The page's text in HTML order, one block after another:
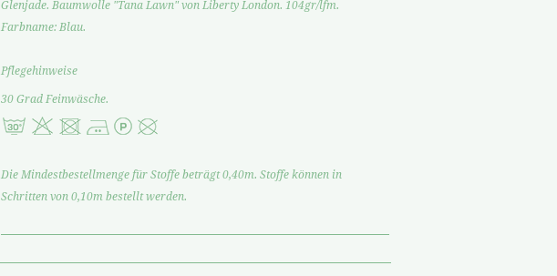
Glenjade. Baumwolle "Tana Lawn" von Liberty London. 104gr/lfm.
Farbname: Blau.
Pflegehinweise
30 Grad Feinwäsche.
Die Mindestbestellmenge für Stoffe beträgt 0,40m. Stoffe können in
Schritten von 0,10m bestellt werden.